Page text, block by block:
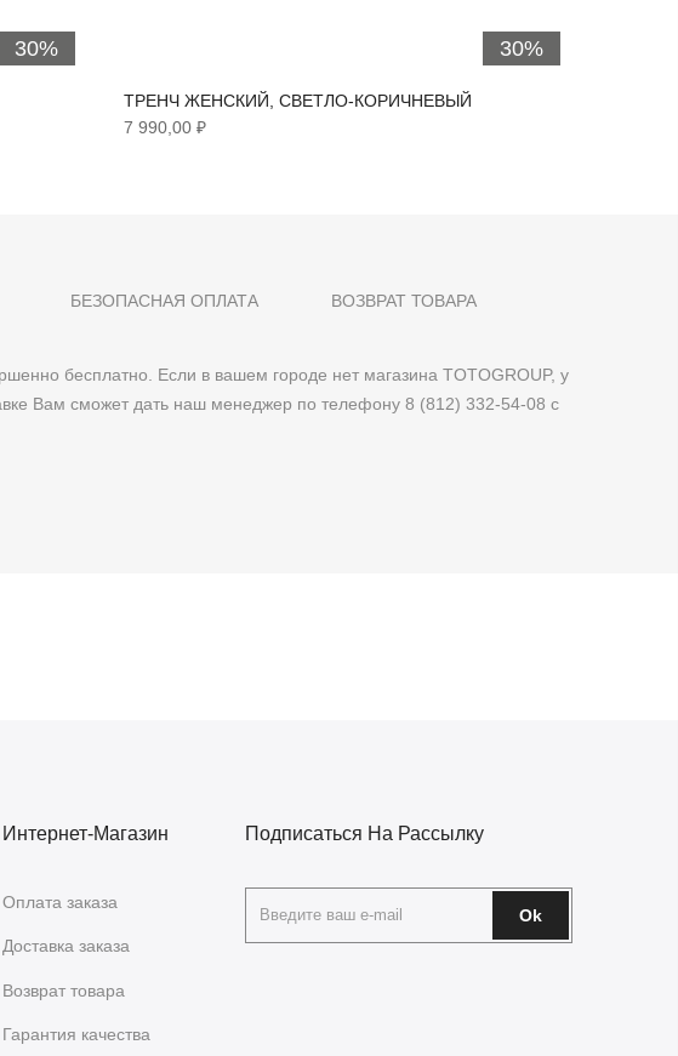
30% 30%
ТРЕНЧ ЖЕНСКИЙ, СВЕТЛО-КОРИЧНЕВЫЙ
7 990,00 ₽
бесплатно. Если в вашем городе нет магазина TOTOGROUP, у
Вам сможет дать наш менеджер по телефону 8 (812) 332-54-08 с
БЕЗОПАСНАЯ ОПЛАТА ВОЗВРАТ ТОВАРА
Интернет-Магазин
Оплата заказа
Доставка заказа
Возврат товара
Гарантия качества
Подписаться На Рассылку
Ok